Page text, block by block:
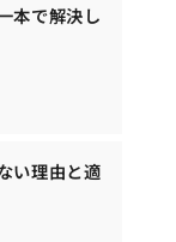
本で解決し
い理由と適